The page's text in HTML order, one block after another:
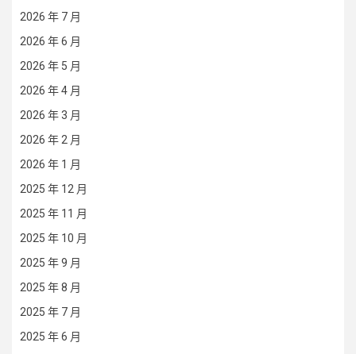
2026 年 7 月
2026 年 6 月
2026 年 5 月
2026 年 4 月
2026 年 3 月
2026 年 2 月
2026 年 1 月
2025 年 12 月
2025 年 11 月
2025 年 10 月
2025 年 9 月
2025 年 8 月
2025 年 7 月
2025 年 6 月